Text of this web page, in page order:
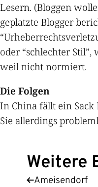
Lesern. (Bloggen
geplatzte Blogger
oder “schlechter
weil nicht normiert.
Die Folgen
In China fällt ein
Sie allerdings
Weitere
Ameisendorf